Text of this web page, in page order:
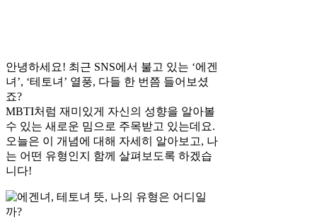
안녕하세요! 최근 SNS에서 불고 있는 ‘에겐
녀’, ‘테토녀’ 열풍, 다들 한 번쯤 들어보셨
죠?
MBTI처럼 재미있게 자신의 성향을 알아볼
수 있는 새로운 밈으로 주목받고 있는데요.
오늘은 이 개념에 대해 자세히 알아보고, 나
는 어떤 유형인지 함께 살펴보도록 하겠습
니다!